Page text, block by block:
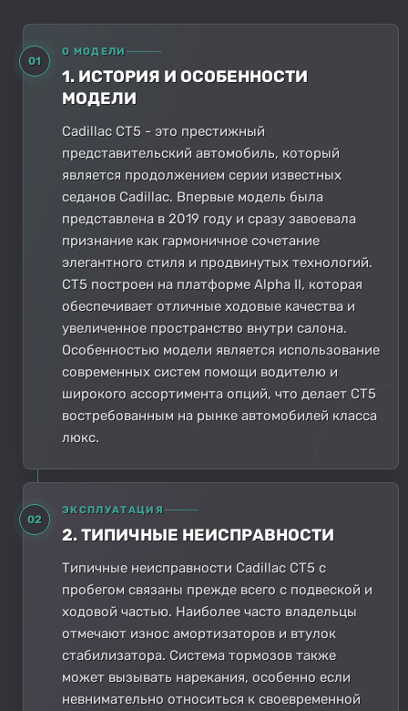
01
О МОДЕЛИ
1. ИСТОРИЯ И ОСОБЕННОСТИ
МОДЕЛИ
Cadillac CT5 - это престижный
представительский автомобиль, который
является продолжением серии известных
седанов Cadillac. Впервые модель была
представлена в 2019 году и сразу завоевала
признание как гармоничное сочетание
элегантного стиля и продвинутых технологий.
CT5 построен на платформе Alpha II, которая
обеспечивает отличные ходовые качества и
увеличенное пространство внутри салона.
Особенностью модели является использование
современных систем помощи водителю и
широкого ассортимента опций, что делает CT5
востребованным на рынке автомобилей класса
люкс.
02
ЭКСПЛУАТАЦИЯ
2. ТИПИЧНЫЕ НЕИСПРАВНОСТИ
Типичные неисправности Cadillac CT5 с
пробегом связаны прежде всего с подвеской и
ходовой частью. Наиболее часто владельцы
отмечают износ амортизаторов и втулок
стабилизатора. Система тормозов также
может вызывать нарекания, особенно если
невнимательно относиться к своевременной